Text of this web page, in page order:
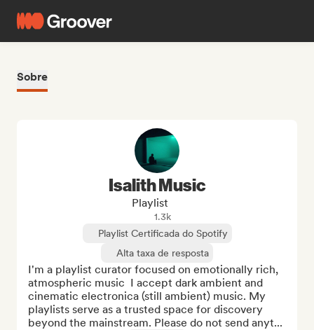
Sobre
Isalith Music
Playlist
1.3k
Playlist Certificada do Spotify
Alta taxa de resposta
I'm a playlist curator focused on emotionally rich,
atmospheric music  I accept dark ambient and
cinematic electronica (still ambient) music. My
playlists serve as a trusted space for discovery
beyond the mainstream. Please do not send anyt...